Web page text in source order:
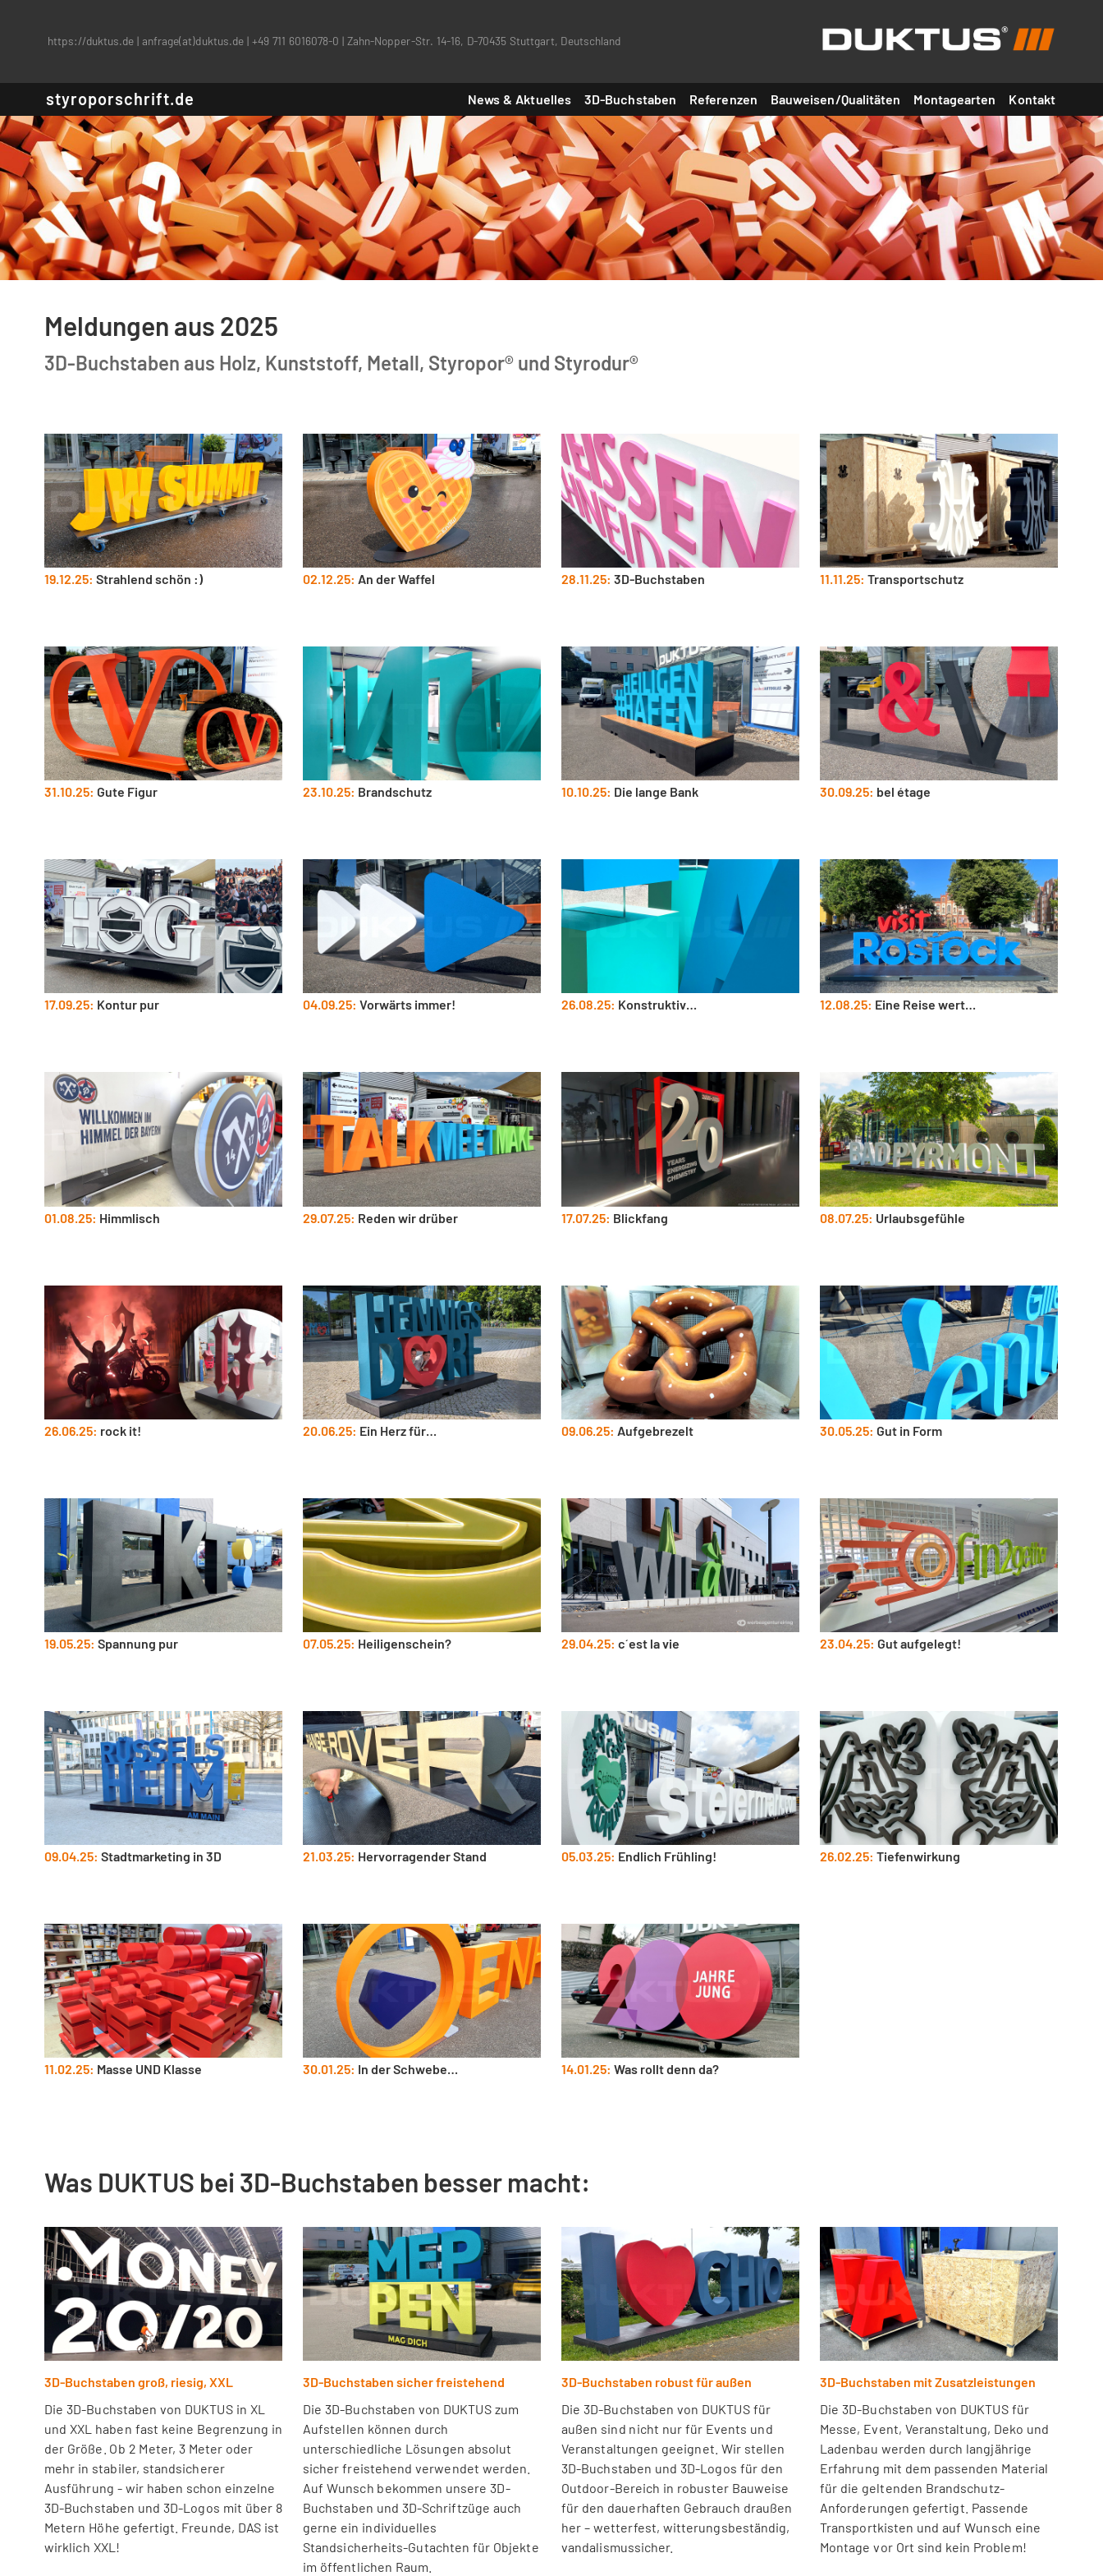
https://duktus.de | anfrage(at)duktus.de | +49 711 6016078-0 | Zahn-Nopper-Str. 14-16, D-70435 Stuttgart, Deutschland
styroporschrift.de News & Aktuelles 3D-Buchstaben Referenzen Bauweisen/Qualitäten Montagearten Kontakt
Meldungen aus 2025
3D-Buchstaben aus Holz, Kunststoff, Metall, Styropor® und Styrodur®
19.12.25: Strahlend schön :) 02.12.25: An der Waffel 28.11.25: 3D-Buchstaben 11.11.25: Transportschutz
31.10.25: Gute Figur 23.10.25: Brandschutz 10.10.25: Die lange Bank 30.09.25: bel étage
17.09.25: Kontur pur 04.09.25: Vorwärts immer! 26.08.25: Konstruktiv… 12.08.25: Eine Reise wert…
01.08.25: Himmlisch 29.07.25: Reden wir drüber 17.07.25: Blickfang 08.07.25: Urlaubsgefühle
26.06.25: rock it! 20.06.25: Ein Herz für… 09.06.25: Aufgebrezelt 30.05.25: Gut in Form
19.05.25: Spannung pur 07.05.25: Heiligenschein? 29.04.25: c´est la vie 23.04.25: Gut aufgelegt!
09.04.25: Stadtmarketing in 3D 21.03.25: Hervorragender Stand 05.03.25: Endlich Frühling! 26.02.25: Tiefenwirkung
11.02.25: Masse UND Klasse 30.01.25: In der Schwebe… 14.01.25: Was rollt denn da?
Was DUKTUS bei 3D-Buchstaben besser macht:
3D-Buchstaben groß, riesig, XXL
Die 3D-Buchstaben von DUKTUS in XL
und XXL haben fast keine Begrenzung in
der Größe. Ob 2 Meter, 3 Meter oder
mehr in stabiler, standsicherer
Ausführung - wir haben schon einzelne
3D-Buchstaben und 3D-Logos mit über 8
Metern Höhe gefertigt. Freunde, DAS ist
wirklich XXL!
3D-Buchstaben sicher freistehend
Die 3D-Buchstaben von DUKTUS zum
Aufstellen können durch
unterschiedliche Lösungen absolut
sicher freistehend verwendet werden.
Auf Wunsch bekommen unsere 3D-
Buchstaben und 3D-Schriftzüge auch
gerne ein individuelles
Standsicherheits-Gutachten für Objekte
im öffentlichen Raum.
3D-Buchstaben robust für außen
Die 3D-Buchstaben von DUKTUS für
außen sind nicht nur für Events und
Veranstaltungen geeignet. Wir stellen
3D-Buchstaben und 3D-Logos für den
Outdoor-Bereich in robuster Bauweise
für den dauerhaften Gebrauch draußen
her – wetterfest, witterungsbeständig,
vandalismussicher.
3D-Buchstaben mit Zusatzleistungen
Die 3D-Buchstaben von DUKTUS für
Messe, Event, Veranstaltung, Deko und
Ladenbau werden durch langjährige
Erfahrung mit dem passenden Material
für die geltenden Brandschutz-
Anforderungen gefertigt. Passende
Transportkisten und auf Wunsch eine
Montage vor Ort sind kein Problem!